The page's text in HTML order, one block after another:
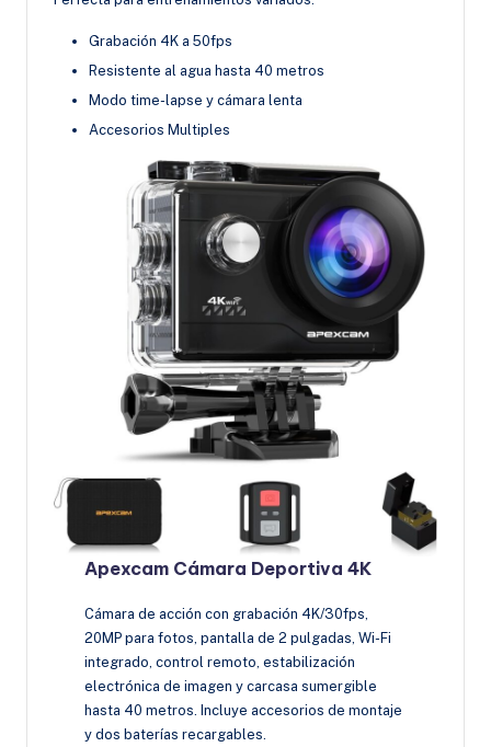
Grabación 4K a 50fps
Resistente al agua hasta 40 metros
Modo time-lapse y cámara lenta
Accesorios Multiples
Apexcam Cámara Deportiva 4K
Cámara de acción con grabación 4K/30fps,
20MP para fotos, pantalla de 2 pulgadas, Wi-Fi
integrado, control remoto, estabilización
electrónica de imagen y carcasa sumergible
hasta 40 metros. Incluye accesorios de montaje
y dos baterías recargables.